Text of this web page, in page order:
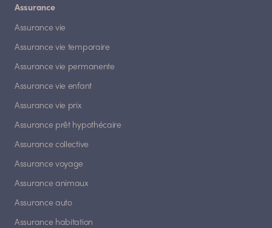
Assurance
Assurance vie
Assurance vie temporaire
Assurance vie permanente
Assurance vie enfant
Assurance vie prix
Assurance prêt hypothécaire
Assurance collective
Assurance voyage
Assurance animaux
Assurance auto
Assurance habitation